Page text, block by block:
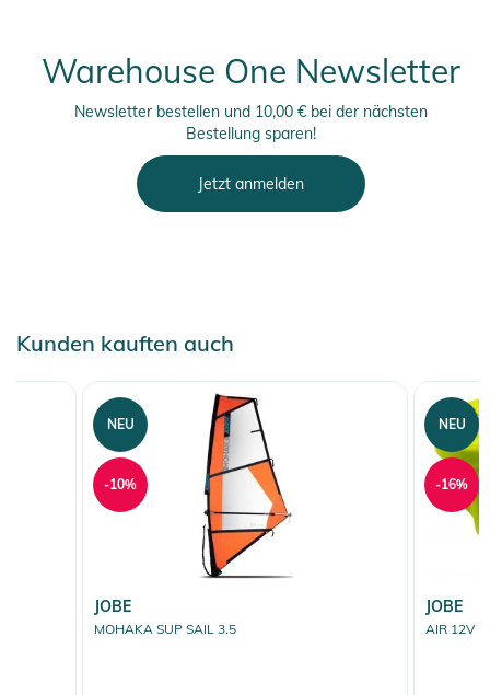
Warehouse One Newsletter
Newsletter bestellen und 10,00 € bei der nächsten
Bestellung sparen!
Jetzt anmelden
Kunden kauften auch
JOBE
MOHAKA SUP SAIL 3.5
NEU
-10%
JOBE
AIR 12V
NEU
-16%